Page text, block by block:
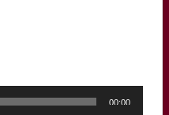
00:00